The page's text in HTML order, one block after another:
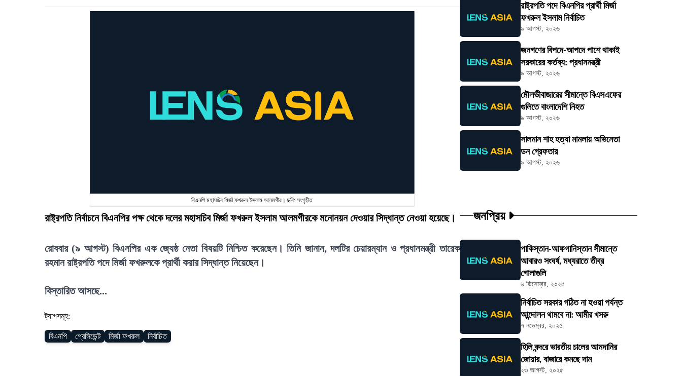
বিএনপি মহাসচিব মির্জা ফখরুল ইসলাম আলমগীর। ছবি: সংগৃহীত
রাষ্ট্রপতি নির্বাচনে বিএনপির পক্ষ থেকে দলের মহাসচিব মির্জা ফখরুল ইসলাম আলমগীরকে মনোনয়ন দেওয়ার সিদ্ধান্ত নেওয়া হয়েছে।
রোববার (৯ আগস্ট) বিএনপির এক জ্যেষ্ঠ নেতা বিষয়টি নিশ্চিত করেছেন। তিনি জানান, দলটির চেয়ারম্যান ও প্রধানমন্ত্রী তারেক
রহমান রাষ্ট্রপতি পদে মির্জা ফখরুলকে প্রার্থী করার সিদ্ধান্ত নিয়েছেন।
বিস্তারিত আসছে...
ট্যাগসমূহ:
বিএনপি প্রেসিডেন্ট মির্জা ফখরুল নির্বাচিত
রাষ্ট্রপতি পদে বিএনপির প্রার্থী মির্জা
ফখরুল ইসলাম নির্বাচিত
৯ আগস্ট, ২০২৬
জনগণের বিপদে-আপদে পাশে থাকাই
সরকারের কর্তব্য: প্রধানমন্ত্রী
৯ আগস্ট, ২০২৬
মৌলভীবাজারের সীমান্তে বিএসএফের
গুলিতে বাংলাদেশি নিহত
৯ আগস্ট, ২০২৬
সালমান শাহ হত্যা মামলায় অভিনেতা
ডন গ্রেফতার
৯ আগস্ট, ২০২৬
জনপ্রিয়
পাকিস্তান-আফগানিস্তান সীমান্তে
আবারও সংঘর্ষ, মধ্যরাতে তীব্র
গোলাগুলি
৬ ডিসেম্বর, ২০২৫
নির্বাচিত সরকার গঠিত না হওয়া পর্যন্ত
আন্দোলন থামবে না: আমীর খসরু
৭ নভেম্বর, ২০২৫
হিলি বন্দরে ভারতীয় চালের আমদানির
জোয়ার, বাজারে কমছে দাম
২৩ আগস্ট, ২০২৫